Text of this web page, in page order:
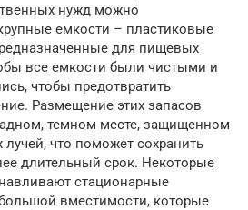
нужд можно
емкости – пластиковые
для пищевых
все емкости были чистыми и
чтобы предотвратить
Размещение этих запасов
темном месте, защищенном
что поможет сохранить
длительный срок. Некоторые
стационарные
вместимости, которые